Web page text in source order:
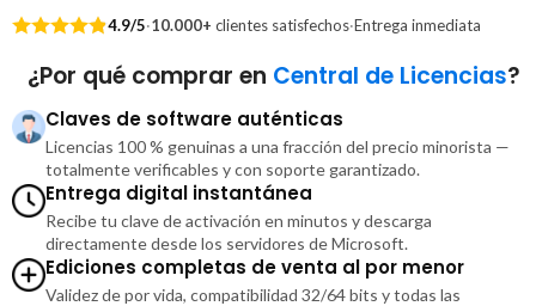
4.9/5·10.000+ clientes satisfechos·Entrega inmediata
¿Por qué comprar en Central de Licencias?
Claves de software auténticas
Licencias 100 % genuinas a una fracción del precio minorista —
totalmente verificables y con soporte garantizado.
Entrega digital instantánea
Recibe tu clave de activación en minutos y descarga
directamente desde los servidores de Microsoft.
Ediciones completas de venta al por menor
Validez de por vida, compatibilidad 32/64 bits y todas las